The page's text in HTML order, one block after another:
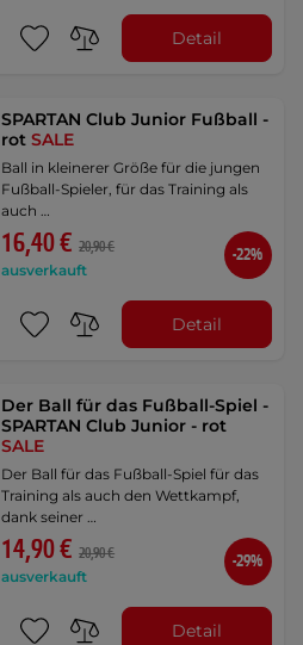
Detail
SPARTAN Club Junior Fußball -
rotSALE
Ball in kleinerer Größe für die jungen
Fußball-Spieler, für das Training als
auch …
16,40 € 20,90 €
ausverkauft
-22%
Detail
Der Ball für das Fußball-Spiel -
SPARTAN Club Junior - rot
SALE
Der Ball für das Fußball-Spiel für das
Training als auch den Wettkampf,
dank seiner …
14,90 € 20,90 €
ausverkauft
-29%
Detail